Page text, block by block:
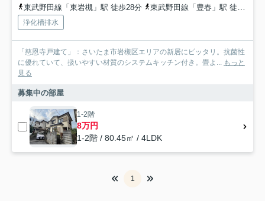
東武野田線「東岩槻」駅 徒歩28分
東武野田線「豊春」駅 徒歩32分
浄化槽排水
「慈恩寺戸建て」：さいたま市岩槻区エリアの新居にピッタリ。抗菌性
に優れていて、扱いやすい材質のシステムキッチン付き。畳よ... もっと
見る
募集中の部屋
1-2階
8万円
1-2階 / 80.45㎡ / 4LDK
1